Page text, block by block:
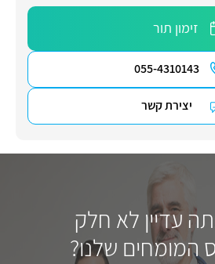
זימון תור
055-4310143
יצירת קשר
עדיין לא חלק
המומחים שלנו?